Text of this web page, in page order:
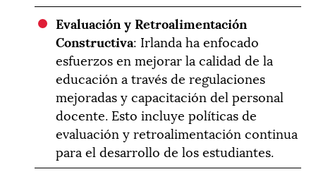
Evaluación y Retroalimentación
Constructiva: Irlanda ha enfocado
esfuerzos en mejorar la calidad de la
educación a través de regulaciones
mejoradas y capacitación del personal
docente. Esto incluye políticas de
evaluación y retroalimentación continua
para el desarrollo de los estudiantes.